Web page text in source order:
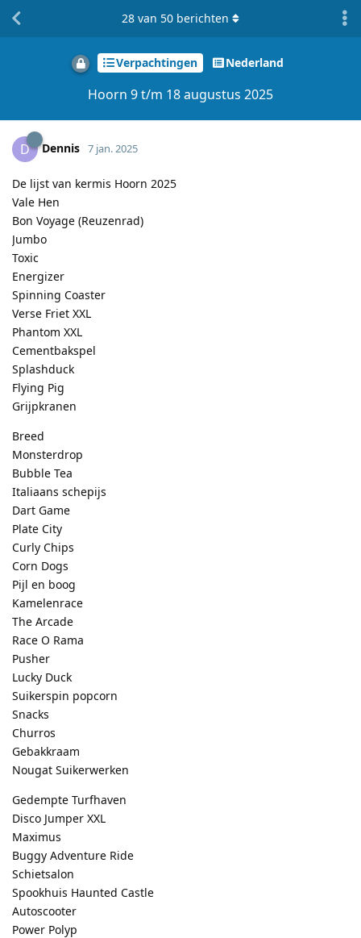
Verpachtingen Nederland
Hoorn 9 t/m 18 augustus 2025
28 van 50 berichten
D Dennis 7 jan. 2025
De lijst van kermis Hoorn 2025
Vale Hen
Bon Voyage (Reuzenrad)
Jumbo
Toxic
Energizer
Spinning Coaster
Verse Friet XXL
Phantom XXL
Cementbakspel
Splashduck
Flying Pig
Grijpkranen
Breed
Monsterdrop
Bubble Tea
Italiaans schepijs
Dart Game
Plate City
Curly Chips
Corn Dogs
Pijl en boog
Kamelenrace
The Arcade
Race O Rama
Pusher
Lucky Duck
Suikerspin popcorn
Snacks
Churros
Gebakkraam
Nougat Suikerwerken
Gedempte Turfhaven
Disco Jumper XXL
Maximus
Buggy Adventure Ride
Schietsalon
Spookhuis Haunted Castle
Autoscooter
Power Polyp